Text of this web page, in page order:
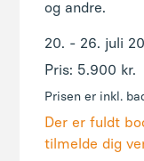
Der er fuldt